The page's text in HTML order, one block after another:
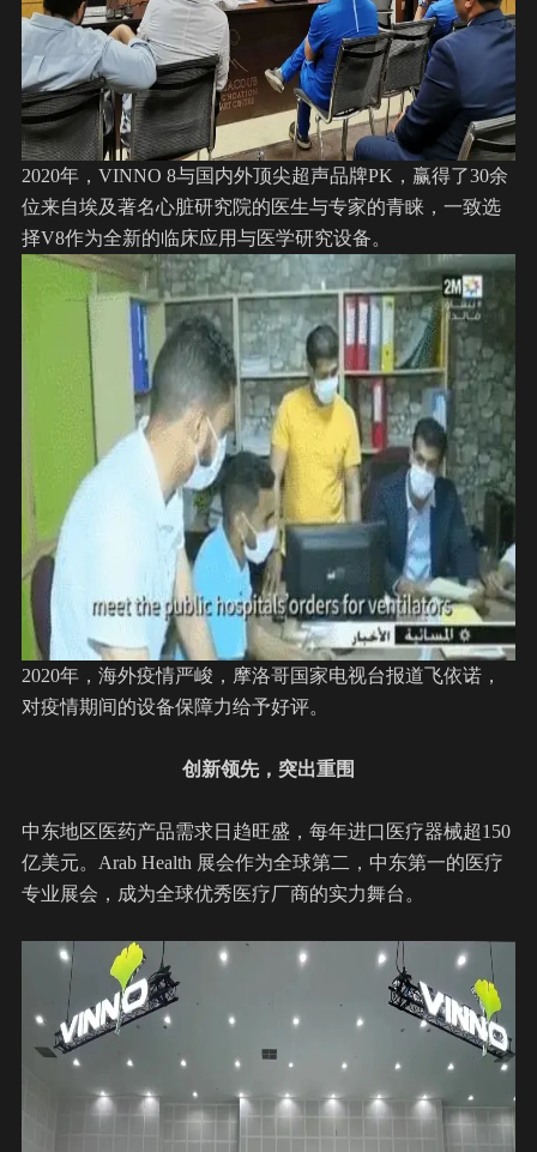
2020年，VINNO 8与国内外顶尖超声品牌PK，赢得了30余
位来自埃及著名心脏研究院的医生与专家的青睐，一致选
择V8作为全新的临床应用与医学研究设备。
2020年，海外疫情严峻，摩洛哥国家电视台报道飞依诺，
对疫情期间的设备保障力给予好评。
创新领先，突出重围
中东地区医药产品需求日趋旺盛，每年进口医疗器械超150
亿美元。Arab Health 展会作为全球第二，中东第一的医疗
专业展会，成为全球优秀医疗厂商的实力舞台。